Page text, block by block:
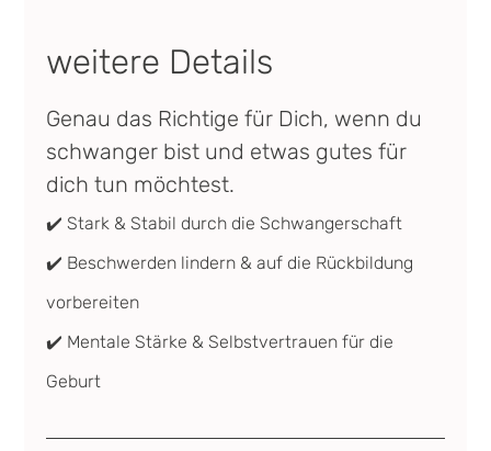
weitere Details
Genau das Richtige für Dich, wenn du
schwanger bist und etwas gutes für
dich tun möchtest.
✔️ Stark & Stabil durch die Schwangerschaft
✔️ Beschwerden lindern & auf die Rückbildung
vorbereiten
✔️ Mentale Stärke & Selbstvertrauen für die
Geburt